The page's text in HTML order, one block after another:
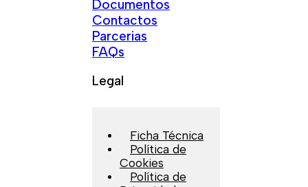
Documentos
Contactos
Parcerias
FAQs
Legal
Ficha Técnica
Política de
Cookies
Política de